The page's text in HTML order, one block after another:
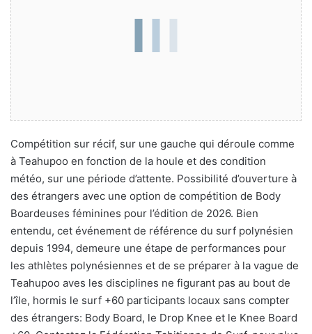
Compétition sur récif, sur une gauche qui déroule comme
à Teahupoo en fonction de la houle et des condition
météo, sur une période d’attente. Possibilité d’ouverture à
des étrangers avec une option de compétition de Body
Boardeuses féminines pour l’édition de 2026. Bien
entendu, cet événement de référence du surf polynésien
depuis 1994, demeure une étape de performances pour
les athlètes polynésiennes et de se préparer à la vague de
Teahupoo aves les disciplines ne figurant pas au bout de
l’île, hormis le surf +60 participants locaux sans compter
des étrangers: Body Board, le Drop Knee et le Knee Board